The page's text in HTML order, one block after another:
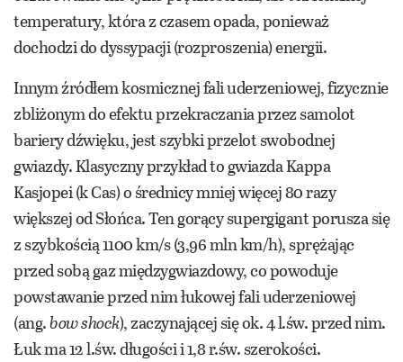
temperatury, która z czasem opada, ponieważ
dochodzi do dyssypacji (rozproszenia) energii.
Innym źródłem kosmicznej fali uderzeniowej, fizycznie
zbliżonym do efektu przekraczania przez samolot
bariery dźwięku, jest szybki przelot swobodnej
gwiazdy. Klasyczny przykład to gwiazda Kappa
Kasjopei (k Cas) o średnicy mniej więcej 80 razy
większej od Słońca. Ten gorący supergigant porusza się
z szybkością 1100 km/s (3,96 mln km/h), sprężając
przed sobą gaz międzygwiazdowy, co powoduje
powstawanie przed nim łukowej fali uderzeniowej
(ang.bow shock), zaczynającej się ok. 4 l.św. przed nim.
Łuk ma 12 l.św. długości i 1,8 r.św. szerokości.